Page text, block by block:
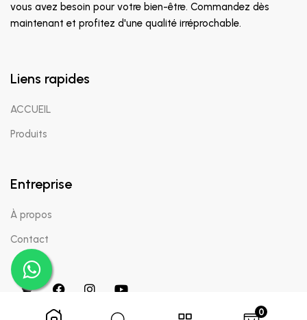
0
vous avez besoin pour votre bien-être. Commandez dès
maintenant et profitez d'une qualité irréprochable.
Liens rapides
ACCUEIL
Produits
Entreprise
À propos
Contact